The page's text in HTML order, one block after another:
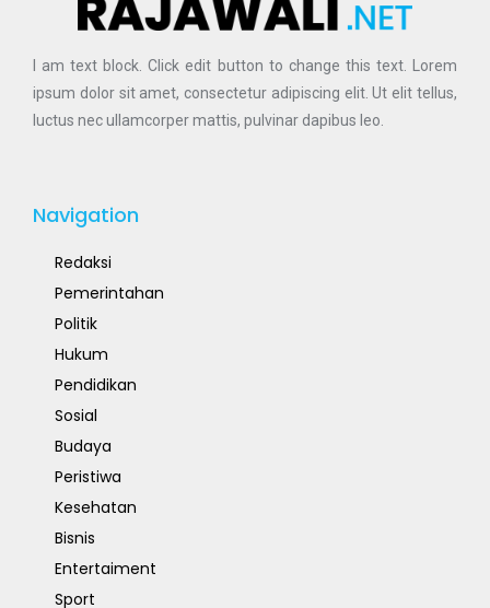
I am text block. Click edit button to change this text. Lorem
ipsum dolor sit amet, consectetur adipiscing elit. Ut elit tellus,
luctus nec ullamcorper mattis, pulvinar dapibus leo.
Navigation
Redaksi
Pemerintahan
Politik
Hukum
Pendidikan
Sosial
Budaya
Peristiwa
Kesehatan
Bisnis
Entertaiment
Sport